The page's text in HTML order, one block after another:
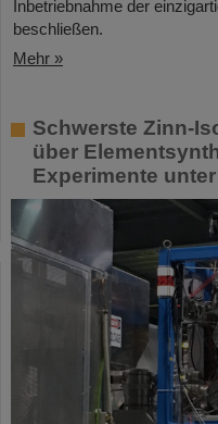
Inbetriebnahme der
beschließen.
Mehr »
Schwerste Zinn-
über
Experimente